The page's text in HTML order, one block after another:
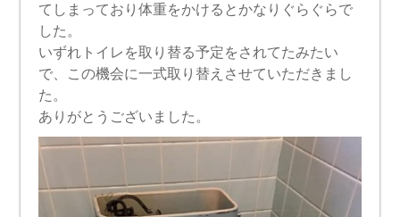
てしまっており体重をかけるとかなりぐらぐらで
した。
いずれトイレを取り替る予定をされてたみたい
で、この機会に一式取り替えさせていただきまし
た。
ありがとうございました。